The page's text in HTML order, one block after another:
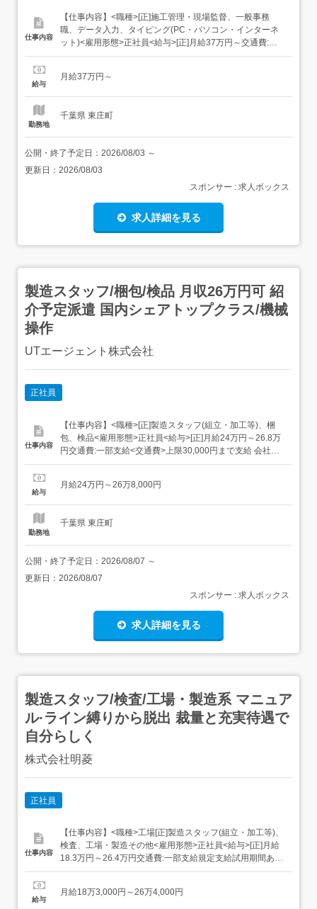
仕事内容
【仕事内容】<職種>[正]施工管理・現場監督、一般事務
職、データ入力、タイピング(PC・パソコン・インターネ
ット)<雇用形態>正社員<給与>[正]月給37万円～交通費:全
額支給 [正]には、固定残業代:49,143円 20時間相当分が含
お支払いします。 試用期間:3ヶ月/正社員/月給37万円月給
給与
月給37万円～
勤務地
千葉県 東庄町
公開・終了予定日： 2026/08/03 ～
更新日： 2026/08/03
スポンサー : 求人ボックス
求人詳細を見る
製造スタッフ/梱包/検品 月収26万円可 紹
介予定派遣 国内シェアトップクラス/機械
操作
UTエージェント株式会社
正社員
仕事内容
【仕事内容】<職種>[正]製造スタッフ(組立・加工等)、梱
包、検品<雇用形態>正社員<給与>[正]月給24万円～26.8万
円交通費:一部支給<交通費>上限30,000円まで支給 会社規
定有り月給:240,000円~268,000円(月給+各種手当) 日払い
可能!スマホからいつでも、カンタン申請!<仕事内容...
給与
月給24万円～26万8,000円
勤務地
千葉県 東庄町
公開・終了予定日： 2026/08/07 ～
更新日： 2026/08/07
スポンサー : 求人ボックス
求人詳細を見る
製造スタッフ/検査/工場・製造系 マニュア
ル·ライン縛りから脱出 裁量と充実待遇で
自分らしく
株式会社明菱
正社員
仕事内容
【仕事内容】<職種>工場[正]製造スタッフ(組立・加工等)、
検査、工場・製造その他<雇用形態>正社員<給与>[正]月給
18.3万円～26.4万円交通費:一部支給規定支給試用期間あ
り・期間:3ヶ月間・給与:同条件・雇用形態:同条件(正社員)
手当:3,000円固定残業代なしその他手当...
給与
月給18万3,000円～26万4,000円